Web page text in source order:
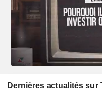
Dernières actualités sur